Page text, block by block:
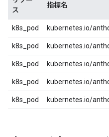
ス
指標名
k8s_pod kubernetes.io/
k8s_pod kubernetes.io/
k8s_pod kubernetes.io/
k8s_pod kubernetes.io/
k8s_pod kubernetes.io/